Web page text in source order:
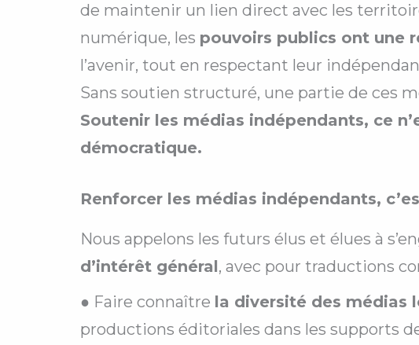
de maintenir un lien direct avec les
numérique, les pouvoirs publics ont une
l’avenir, tout en respectant leur
Sans soutien structuré, une partie de ces
Soutenir les médias indépendants, ce
démocratique.
Renforcer les médias indépendants,
Nous appelons les futurs élus et élues à
d’intérêt général, avec pour traductions
● Faire connaître la diversité des médias
productions éditoriales dans les supports